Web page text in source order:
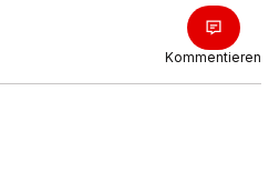
Kommentieren